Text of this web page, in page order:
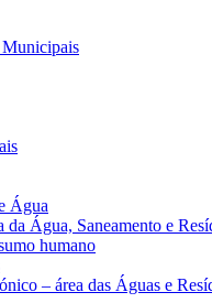
Municipais
Água
da Água, Saneamento e
humano
– área das Águas e